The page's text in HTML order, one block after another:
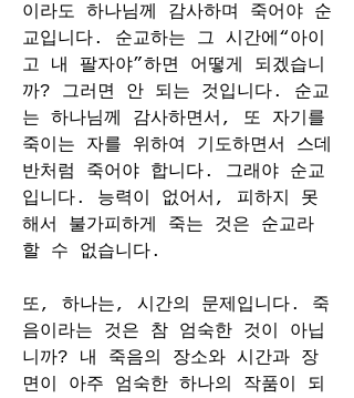
이라도 하나님께 감사하며 죽어야 순
교입니다. 순교하는 그 시간에“아이
고 내 팔자야”하면 어떻게 되겠습니
까? 그러면 안 되는 것입니다. 순교
는 하나님께 감사하면서, 또 자기를
죽이는 자를 위하여 기도하면서 스데
반처럼 죽어야 합니다. 그래야 순교
입니다. 능력이 없어서, 피하지 못
해서 불가피하게 죽는 것은 순교라
할 수 없습니다.
또, 하나는, 시간의 문제입니다. 죽
음이라는 것은 참 엄숙한 것이 아닙
니까? 내 죽음의 장소와 시간과 장
면이 아주 엄숙한 하나의 작품이 되